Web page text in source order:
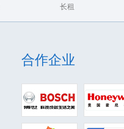
长租
合作企业